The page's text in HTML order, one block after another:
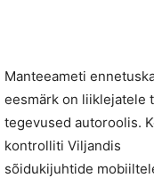
Manteeameti
eesmärk on liiklejatele
tegevused autoroolis.
kontrolliti Viljandis
sõidukijuhtide